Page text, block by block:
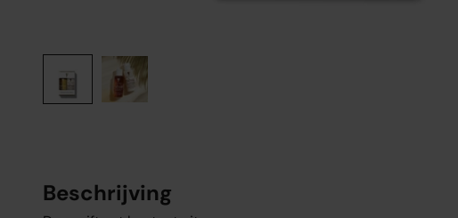
Beschrijving